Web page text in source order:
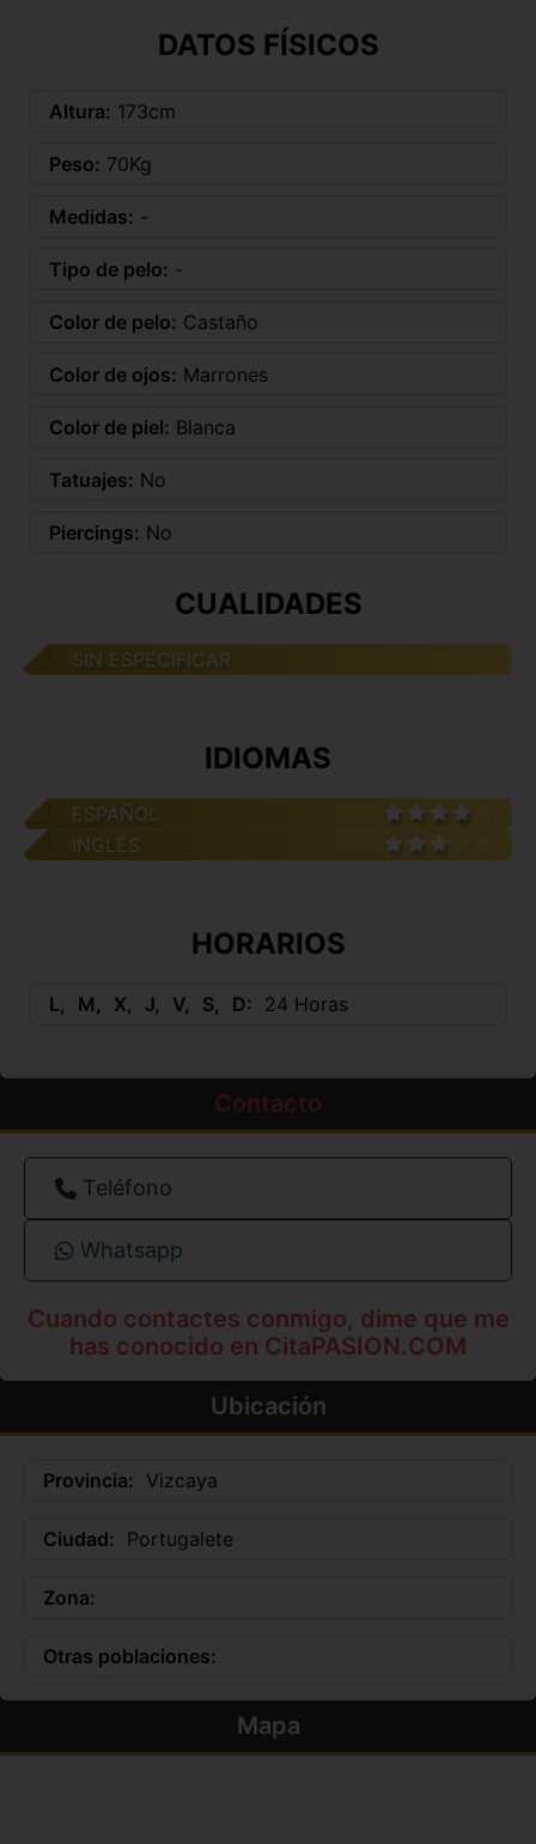
DATOS FÍSICOS
Altura: 173cm
Peso: 70Kg
Medidas: -
Tipo de pelo: -
Color de pelo: Castaño
Color de ojos: Marrones
Color de piel: Blanca
Tatuajes: No
Piercings: No
CUALIDADES
SIN ESPECIFICAR
IDIOMAS
ESPAÑOL
INGLÉS
HORARIOS
L M X J V S D 24 Horas
Contacto
Teléfono
Whatsapp
Cuando contactes conmigo, dime que me
has conocido en CitaPASION.COM
Ubicación
Provincia: Vizcaya
Ciudad: Portugalete
Zona:
Otras poblaciones:
Mapa